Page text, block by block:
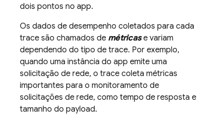
dois pontos no app.
Os dados de desempenho coletados para cada
trace são chamados de métricase variam
dependendo do tipo de trace. Por exemplo,
quando uma instância do app emite uma
solicitação de rede, o trace coleta métricas
importantes para o monitoramento de
solicitações de rede, como tempo de resposta e
tamanho do payload.